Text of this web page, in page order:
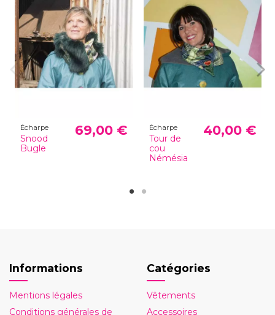
Écharpe
Snood
Bugle
69,00 € Écharpe
Tour de
cou
Némésia
40,00 €
Informations
Mentions légales
Conditions générales de
Catégories
Vêtements
Accessoires